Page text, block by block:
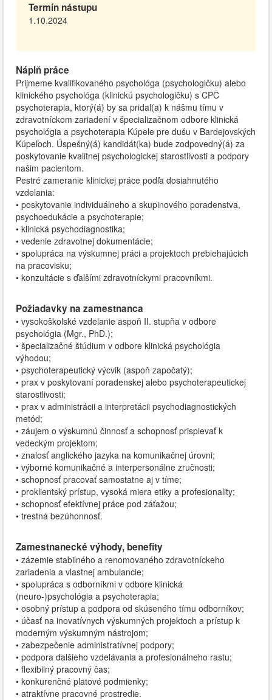
Termín nástupu
1.10.2024
Náplň práce
Prijmeme kvalifikovaného psychológa (psychologičku) alebo
klinického psychológa (klinickú psychologičku) s CPČ
psychoterapia, ktorý(á) by sa pridal(a) k nášmu tímu v
zdravotníckom zariadení v špecializačnom odbore klinická
psychológia a psychoterapia Kúpele pre dušu v Bardejovských
Kúpeľoch. Úspešný(á) kandidát(ka) bude zodpovedný(á) za
poskytovanie kvalitnej psychologickej starostlivosti a podpory
našim pacientom.
Pestré zameranie klinickej práce podľa dosiahnutého
vzdelania:
• poskytovanie individuálneho a skupinového poradenstva,
psychoedukácie a psychoterapie;
• klinická psychodiagnostika;
• vedenie zdravotnej dokumentácie;
• spolupráca na výskumnej práci a projektoch prebiehajúcich
na pracovisku;
• konzultácie s ďalšími zdravotníckymi pracovníkmi.
Požiadavky na zamestnanca
• vysokoškolské vzdelanie aspoň II. stupňa v odbore
psychológia (Mgr., PhD.);
• špecializačné štúdium v odbore klinická psychológia
výhodou;
• psychoterapeutický výcvik (aspoň započatý);
• prax v poskytovaní poradenskej alebo psychoterapeutickej
starostlivosti;
• prax v administrácii a interpretácii psychodiagnostických
metód;
• záujem o výskumnú činnosť a schopnosť prispievať k
vedeckým projektom;
• znalosť anglického jazyka na komunikačnej úrovni;
• výborné komunikačné a interpersonálne zručnosti;
• schopnosť pracovať samostatne aj v tíme;
• proklientský prístup, vysoká miera etiky a profesionality;
• schopnosť efektívnej práce pod záťažou;
• trestná bezúhonnosť.
Zamestnanecké výhody, benefity
• zázemie stabilného a renomovaného zdravotníckeho
zariadenia a vlastnej ambulancie;
• spolupráca s odborníkmi v odbore klinická
(neuro-)psychológia a psychoterapia;
• osobný prístup a podpora od skúseného tímu odborníkov;
• účasť na inovatívnych výskumných projektoch a prístup k
moderným výskumným nástrojom;
• zabezpečenie administratívnej podpory;
• podpora ďalšieho vzdelávania a profesionálneho rastu;
• flexibilný pracovný čas;
• konkurenčné platové podmienky;
• atraktívne pracovné prostredie.